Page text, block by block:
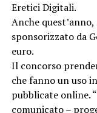
Eretici Digitali.
Anche
sponsorizzato da
euro.
Il concorso
che fanno un uso
pubblicate online.
comunicato –